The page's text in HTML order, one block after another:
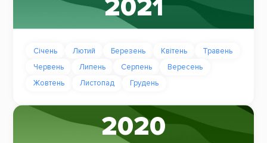
2021
Січень Лютий Березень Квітень
Травень
Червень
Липень Серпень
Вересень
Жовтень
Листопад Грудень
2020